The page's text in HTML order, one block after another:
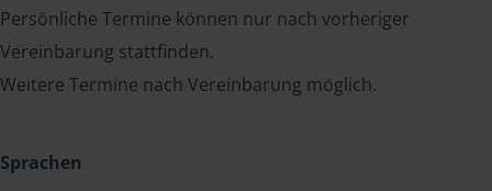
Persönliche Termine können nur nach vorheriger
Vereinbarung stattfinden.
Weitere Termine nach Vereinbarung möglich.
Sprachen